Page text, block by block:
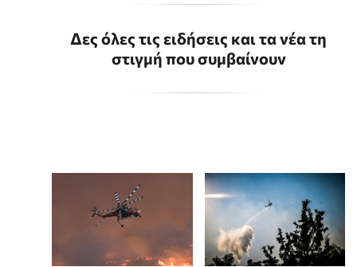
Δες όλες τις ειδήσεις και τα νέα τη
στιγμή που συμβαίνουν